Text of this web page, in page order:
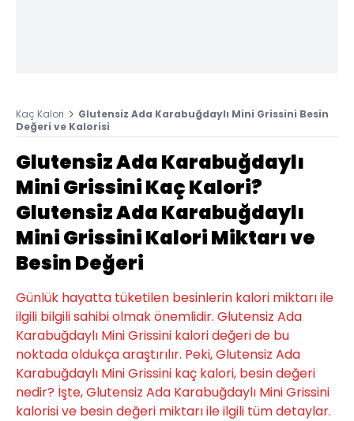
Kaç Kalori
Glutensiz Ada Karabuğdaylı Mini Grissini Besin
Değeri ve Kalorisi
Glutensiz Ada Karabuğdaylı
Mini Grissini Kaç Kalori?
Glutensiz Ada Karabuğdaylı
Mini Grissini Kalori Miktarı ve
Besin Değeri
Günlük hayatta tüketilen besinlerin kalori miktarı ile
ilgili bilgili sahibi olmak önemlidir. Glutensiz Ada
Karabuğdaylı Mini Grissini kalori değeri de bu
noktada oldukça araştırılır. Peki, Glutensiz Ada
Karabuğdaylı Mini Grissini kaç kalori, besin değeri
nedir? İşte, Glutensiz Ada Karabuğdaylı Mini Grissini
kalorisi ve besin değeri miktarı ile ilgili tüm detaylar.